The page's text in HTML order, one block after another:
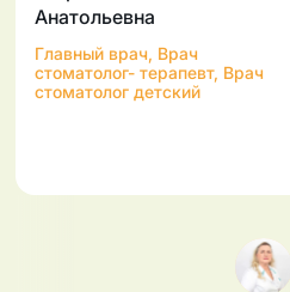
Анатольевна
Главный врач, Врач
стоматолог- терапевт, Врач
стоматолог детский